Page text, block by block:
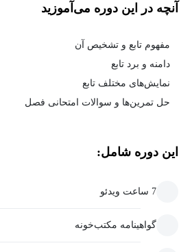
آنچه در این دوره می‌آموزید
مفهوم تابع و تشخیص آن
دامنه و برد تابع
نمایش‌های مختلف تابع
حل تمرین‌ها و سوالات امتحانی فصل
این دوره شامل:
7 ساعت ویدئو
گواهینامه مکتب‌خونه